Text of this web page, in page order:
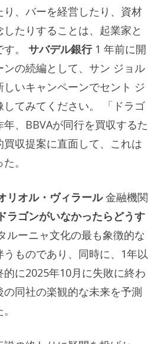
、バーを経営したり、資材
たりすることは、起業家と
。 サバデル銀行 1 年前に開
の続編として、サン ジョル
いキャンペーンでセント ジ
してみてください。 「ドラゴ
、BBVAが同行を買収するた
収提案に直面して、これは
。
リオル・ヴィラール金融機関
ラゴンがいなかったらどうす
ルーニャ文化の最も象徴的な
ものであり、同時に、1年以
的に2025年10月に失敗に終わ
同社の楽観的な未来を予測